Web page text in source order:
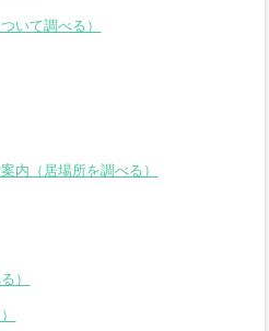
いて調べる）
内（居場所を調べる）
）